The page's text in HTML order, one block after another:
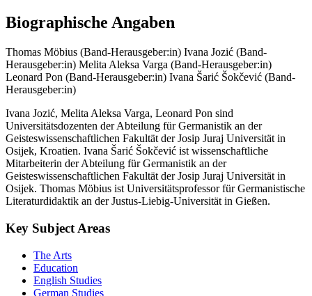
Biographische Angaben
Thomas Möbius (Band-Herausgeber:in) Ivana Jozić (Band-
Herausgeber:in) Melita Aleksa Varga (Band-Herausgeber:in)
Leonard Pon (Band-Herausgeber:in) Ivana Šarić Šokčević (Band-
Herausgeber:in)
Ivana Jozić, Melita Aleksa Varga, Leonard Pon sind
Universitätsdozenten der Abteilung für Germanistik an der
Geisteswissenschaftlichen Fakultät der Josip Juraj Universität in
Osijek, Kroatien. Ivana Šarić Šokčević ist wissenschaftliche
Mitarbeiterin der Abteilung für Germanistik an der
Geisteswissenschaftlichen Fakultät der Josip Juraj Universität in
Osijek. Thomas Möbius ist Universitätsprofessor für Germanistische
Literaturdidaktik an der Justus-Liebig-Universität in Gießen.
Key Subject Areas
The Arts
Education
English Studies
German Studies